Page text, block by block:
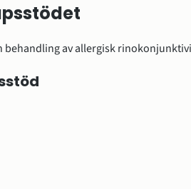
av allergisk